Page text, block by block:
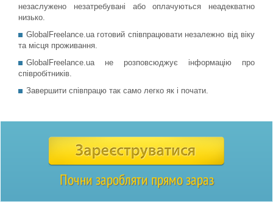
незаслужено незатребувані або оплачуються неадекватно
низько.
GlobalFreelance.ua готовий співпрацювати незалежно від віку
та місця проживання.
GlobalFreelance.ua не розповсюджує інформацію про
співробітників.
Завершити співпрацю так само легко як і почати.
Почни заробляти прямо зараз